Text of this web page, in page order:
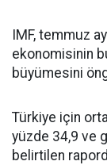
IMF, temmuz
ekonomisinin
büyümesini
Türkiye için
yüzde 34,9 ve
belirtilen